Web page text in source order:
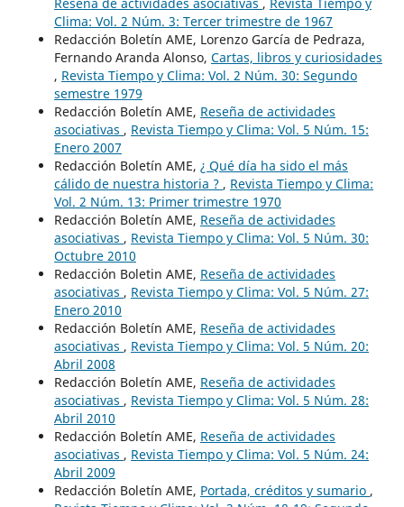
Clima: Vol. 2 Núm. 3: Tercer trimestre de 1967
Redacción Boletín AME, Lorenzo García de Pedraza,
Fernando Aranda Alonso, Cartas, libros y curiosidades
, Revista Tiempo y Clima: Vol. 2 Núm. 30: Segundo
semestre 1979
Redacción Boletín AME, Reseña de actividades
asociativas , Revista Tiempo y Clima: Vol. 5 Núm. 15:
Enero 2007
Redacción Boletín AME, ¿ Qué día ha sido el más
cálido de nuestra historia ? , Revista Tiempo y Clima:
Vol. 2 Núm. 13: Primer trimestre 1970
Redacción Boletín AME, Reseña de actividades
asociativas , Revista Tiempo y Clima: Vol. 5 Núm. 30:
Octubre 2010
Redacción Boletin AME, Reseña de actividades
asociativas , Revista Tiempo y Clima: Vol. 5 Núm. 27:
Enero 2010
Redacción Boletín AME, Reseña de actividades
asociativas , Revista Tiempo y Clima: Vol. 5 Núm. 20:
Abril 2008
Redacción Boletín AME, Reseña de actividades
asociativas , Revista Tiempo y Clima: Vol. 5 Núm. 28:
Abril 2010
Redacción Boletín AME, Reseña de actividades
asociativas , Revista Tiempo y Clima: Vol. 5 Núm. 24:
Abril 2009
Redacción Boletín AME, Portada, créditos y sumario ,